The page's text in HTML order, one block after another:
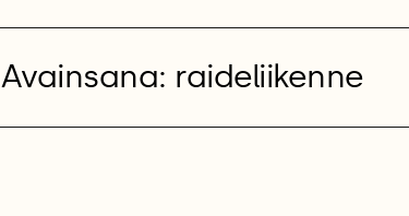
Avainsana: raideliikenne